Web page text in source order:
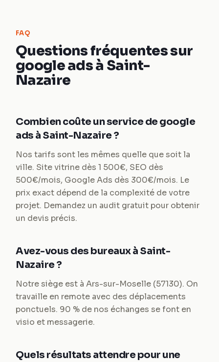
FAQ
Questions fréquentes sur
google ads à Saint-
Nazaire
Combien coûte un service de google
ads à Saint-Nazaire ?
Nos tarifs sont les mêmes quelle que soit la
ville. Site vitrine dès 1 500€, SEO dès
500€/mois, Google Ads dès 300€/mois. Le
prix exact dépend de la complexité de votre
projet. Demandez un audit gratuit pour obtenir
un devis précis.
Avez-vous des bureaux à Saint-
Nazaire ?
Notre siège est à Ars-sur-Moselle (57130). On
travaille en remote avec des déplacements
ponctuels. 90 % de nos échanges se font en
visio et messagerie.
Quels résultats attendre pour une